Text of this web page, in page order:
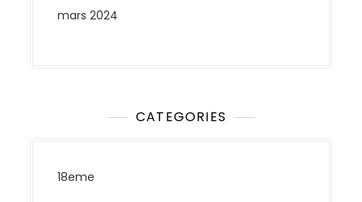
mars 2024
CATEGORIES
18eme